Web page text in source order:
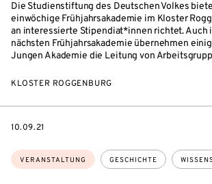
Die Studienstiftung des Deutschen Volkes
einwöchige Frühjahrsakademie im Kloster
an interessierte Stipendiat*innen richtet. Auch
nächsten Frühjahrsakademie übernehmen
Jungen Akademie die Leitung von
KLOSTER ROGGENBURG
Themen:
VERANSTALTUNG GESCHICHTE
EVENTBEGINSON
10.09.21